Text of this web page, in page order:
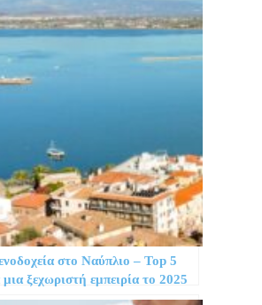
στο Ναύπλιο – Top 5
μια ξεχωριστή εμπειρία το 2025